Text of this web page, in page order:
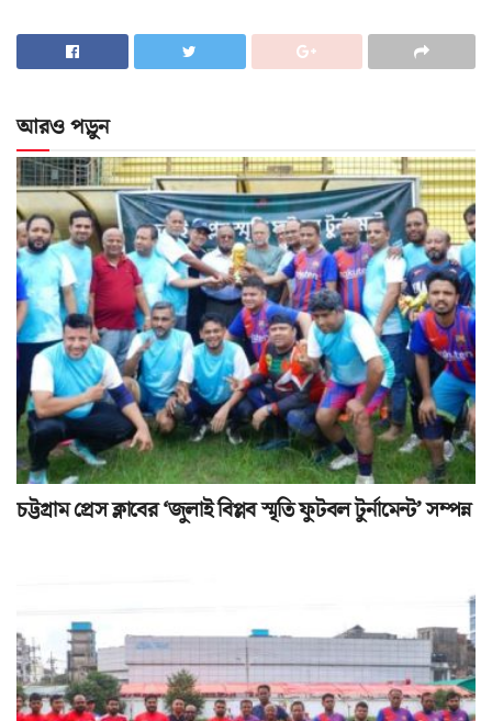
আরও পড়ুন
চট্টগ্রাম প্রেস ক্লাবের ‘জুলাই বিপ্লব স্মৃতি ফুটবল টুর্নামেন্ট’ সম্পন্ন